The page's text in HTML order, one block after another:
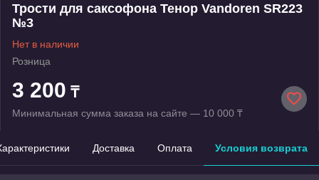
Трости для саксофона Тенор Vandoren SR223
№3
Нет в наличии
Розница
3 200 ₸
Минимальная сумма заказа на сайте — 10 000 ₸
Доставка Оплата Условия возврата